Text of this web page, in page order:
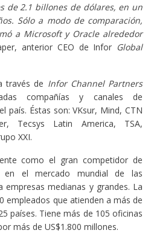
de 2.1 billones de dólares, en un
Sólo a modo de comparación,
a Microsoft y Oracle alrededor
anterior CEO de Infor Global
través de Infor Channel Partners
compañías y canales de
país. Éstas son: VKsur, Mind, CTN
Tecsys Latin America, TSA,
XXI.
como el gran competidor de
en el mercado mundial de las
empresas medianas y grandes. La
empleados que atienden a más de
países. Tiene más de 105 oficinas
más de US$1.800 millones.